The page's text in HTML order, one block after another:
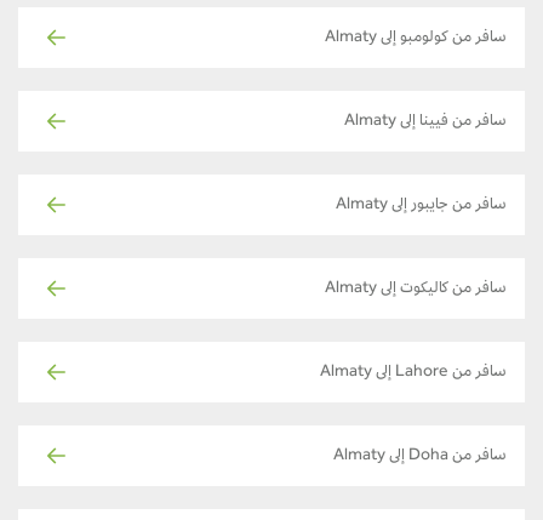
سافر من كولومبو إلى Almaty
سافر من فيينا إلى Almaty
سافر من جايبور إلى Almaty
سافر من كاليكوت إلى Almaty
سافر من Lahore إلى Almaty
سافر من Doha إلى Almaty